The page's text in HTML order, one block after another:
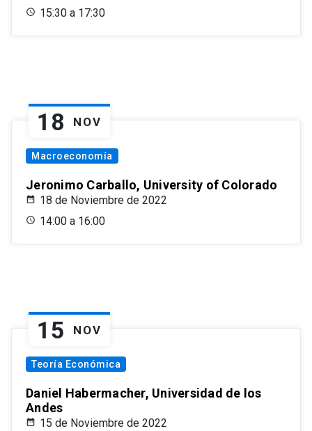
15:30 a 17:30
18 NOV
Macroeconomía
Jeronimo Carballo, University of Colorado
18 de Noviembre de 2022
14:00 a 16:00
15 NOV
Teoría Económica
Daniel Habermacher, Universidad de los
Andes
15 de Noviembre de 2022